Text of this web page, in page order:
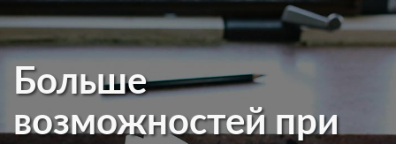
Больше
возможностей при